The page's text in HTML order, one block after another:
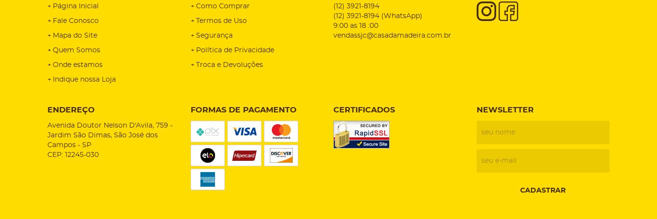
Página Inicial
Fale Conosco
Mapa do Site
Quem Somos
Onde estamos
Indique nossa Loja
Como Comprar
Termos de Uso
Segurança
Política de Privacidade
Troca e Devoluções
(12) 3921-8194
(12) 3921-8194 (WhatsApp)
9:00 as 18 :00
vendassjc@casadamadeira.com.br
ENDEREÇO
Avenida Doutor Nelson D'Avila, 759 -
Jardim São Dimas, São José dos
Campos - SP
CEP: 12245-030
FORMAS DE PAGAMENTO CERTIFICADOS NEWSLETTER
CADASTRAR